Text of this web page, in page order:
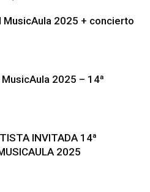
MusicAula 2025 + concierto
2025 – 14ª
INVITADA 14ª
2025